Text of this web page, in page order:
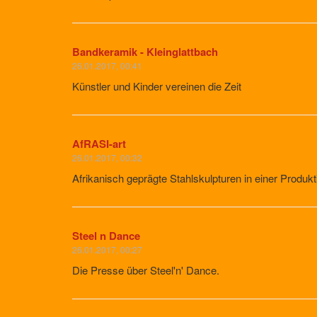
Bandkeramik - Kleinglattbach
26.01.2017, 00:41
Künstler und Kinder vereinen die Zeit
AfRASI-art
26.01.2017, 00:32
Afrikanisch geprägte Stahlskulpturen in einer
Steel n Dance
26.01.2017, 00:27
Die Presse über Steel'n' Dance.